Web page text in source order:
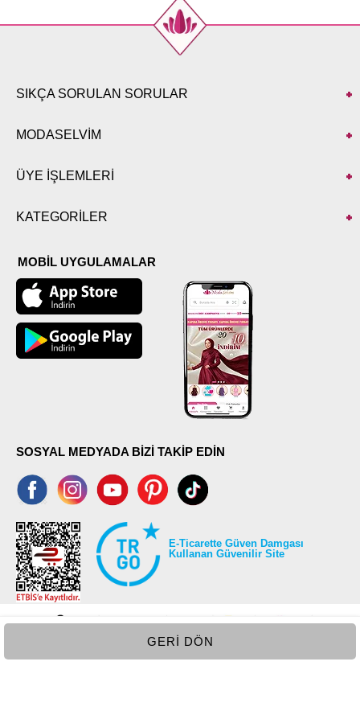
GERI DÖN
SIKÇA SORULAN SORULAR
MODASELVİM
ÜYE İŞLEMLERİ
KATEGORİLER
MOBİL UYGULAMALAR
SOSYAL MEDYADA BİZİ TAKİP EDİN
E-Ticarette Güven Damgası
Kullanan Güvenilir Site